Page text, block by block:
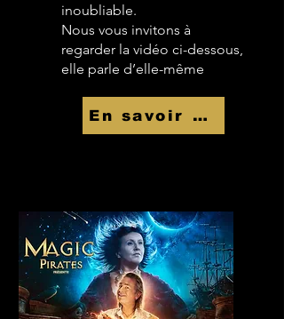
inoubliable.
Nous vous invitons à
regarder la vidéo ci-dessous,
elle parle d’elle-même
En savoir Plus